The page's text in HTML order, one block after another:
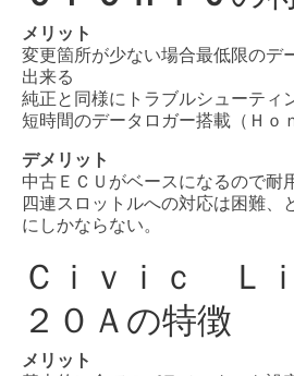
メリット
変更箇所が少ない場合最低限のデ
出来る
純正と同様にトラブルシューティ
短時間のデータロガー搭載（Ｈｏ
デメリット
中古ＥＣＵがベースになるので耐
四連スロットルへの対応は困難、
にしかならない。
Ｃｉｖｉｃ Ｌ
２０Ａの特徴
メリット